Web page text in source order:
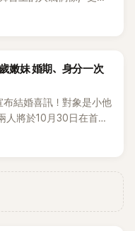
透露，自己在美國就讀
嫩妹 婚期、身分一次
布結婚喜訊！對象是小他
人將於10月30日在首爾
。